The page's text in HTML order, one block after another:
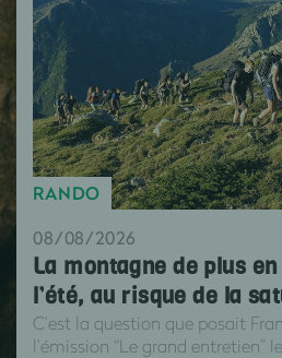
RANDO
08/08/2026
La montagne de plus
l’été, au risque de la
C’est la question que posait
l’émission “Le grand entretien”